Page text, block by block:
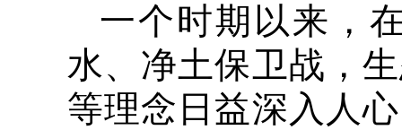
一个时期以来，
水、净土保卫战，
等理念日益深入人